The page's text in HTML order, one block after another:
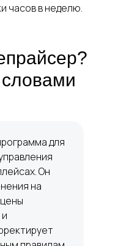
часов в неделю.
для
Он
на